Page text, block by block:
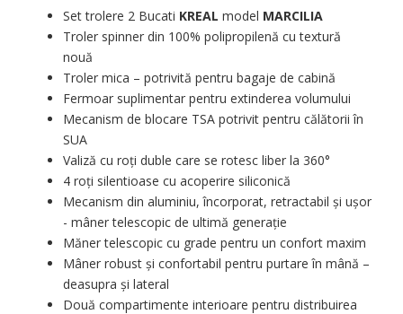
Set trolere 2 Bucati KREAL model MARCILIA
Troler spinner din 100% polipropilenă cu textură
nouă
Troler mica – potrivită pentru bagaje de cabină
Fermoar suplimentar pentru extinderea volumului
Mecanism de blocare TSA potrivit pentru călătorii în
SUA
Valiză cu roți duble care se rotesc liber la 360°
4 roți silentioase cu acoperire siliconică
Mecanism din aluminiu, încorporat, retractabil și ușor
- mâner telescopic de ultimă generație
Măner telescopic cu grade pentru un confort maxim
Mâner robust și confortabil pentru purtare în mână –
deasupra și lateral
Două compartimente interioare pentru distribuirea